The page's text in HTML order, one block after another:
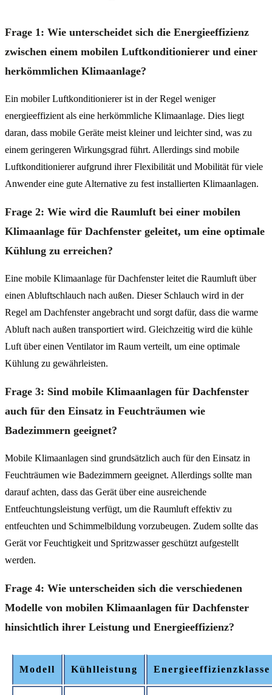
Frage 1: Wie unterscheidet sich die Energieeffizienz
zwischen einem mobilen Luftkonditionierer und einer
herkömmlichen Klimaanlage?
Ein mobiler Luftkonditionierer ist in der Regel weniger
energieeffizient als eine herkömmliche Klimaanlage. Dies liegt
daran, dass mobile Geräte meist kleiner und leichter sind, was zu
einem geringeren Wirkungsgrad führt. Allerdings sind mobile
Luftkonditionierer aufgrund ihrer Flexibilität und Mobilität für viele
Anwender eine gute Alternative zu fest installierten Klimaanlagen.
Frage 2: Wie wird die Raumluft bei einer mobilen
Klimaanlage für Dachfenster geleitet, um eine optimale
Kühlung zu erreichen?
Eine mobile Klimaanlage für Dachfenster leitet die Raumluft über
einen Abluftschlauch nach außen. Dieser Schlauch wird in der
Regel am Dachfenster angebracht und sorgt dafür, dass die warme
Abluft nach außen transportiert wird. Gleichzeitig wird die kühle
Luft über einen Ventilator im Raum verteilt, um eine optimale
Kühlung zu gewährleisten.
Frage 3: Sind mobile Klimaanlagen für Dachfenster
auch für den Einsatz in Feuchträumen wie
Badezimmern geeignet?
Mobile Klimaanlagen sind grundsätzlich auch für den Einsatz in
Feuchträumen wie Badezimmern geeignet. Allerdings sollte man
darauf achten, dass das Gerät über eine ausreichende
Entfeuchtungsleistung verfügt, um die Raumluft effektiv zu
entfeuchten und Schimmelbildung vorzubeugen. Zudem sollte das
Gerät vor Feuchtigkeit und Spritzwasser geschützt aufgestellt
werden.
Frage 4: Wie unterscheiden sich die verschiedenen
Modelle von mobilen Klimaanlagen für Dachfenster
hinsichtlich ihrer Leistung und Energieeffizienz?
Modell Kühlleistung Energieeffizienzklasse